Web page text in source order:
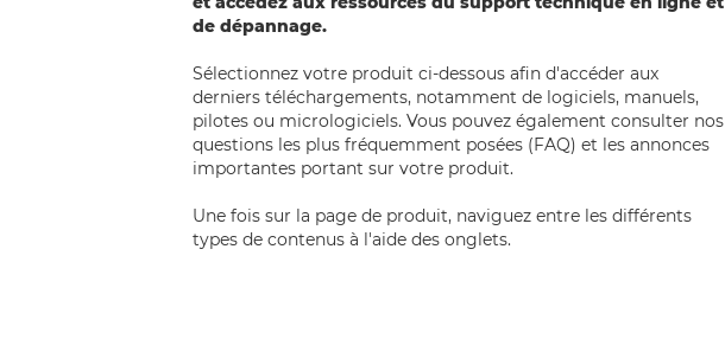
de dépannage.
Sélectionnez votre produit ci-dessous afin d'accéder aux
derniers téléchargements, notamment de logiciels, manuels,
pilotes ou micrologiciels. Vous pouvez également consulter nos
questions les plus fréquemment posées (FAQ) et les annonces
importantes portant sur votre produit.
Une fois sur la page de produit, naviguez entre les différents
types de contenus à l'aide des onglets.